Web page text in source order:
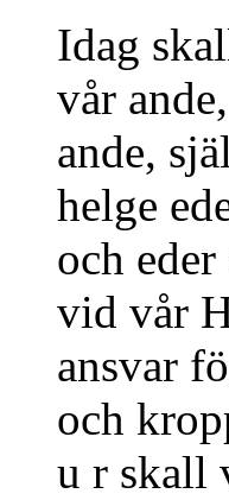
Idag
vår
ande,
helge
och
vid vår
ansvar
och
u r skall